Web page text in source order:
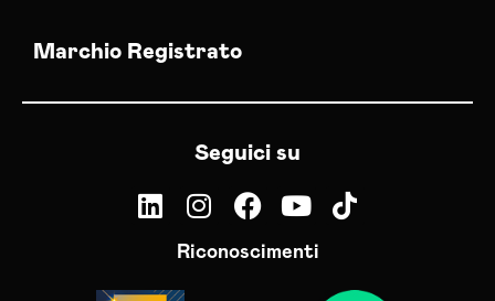
Marchio Registrato
Seguici su
Riconoscimenti